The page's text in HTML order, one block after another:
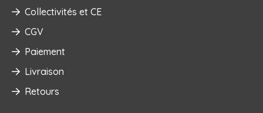
Collectivités et CE
CGV
Paiement
Livraison
Retours